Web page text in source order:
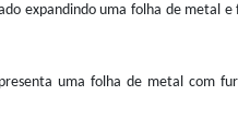
expandindo uma folha de metal
uma folha de metal com